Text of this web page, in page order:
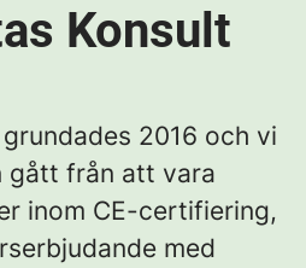
Konsult
2016 och vi
gått från att vara
inom CE-certifiering,
med